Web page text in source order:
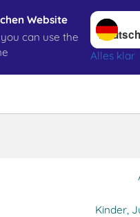
Website
can use the
Sprache
Alles klar
Kinder,